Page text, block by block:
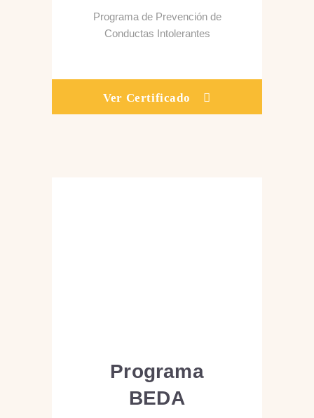
Programa de Prevención de
Conductas Intolerantes
Ver Certificado
Programa
BEDA